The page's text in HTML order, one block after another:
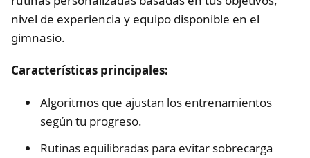
nivel de experiencia y equipo disponible en el
gimnasio.
Características principales:
Algoritmos que ajustan los entrenamientos
según tu progreso.
Rutinas equilibradas para evitar sobrecarga